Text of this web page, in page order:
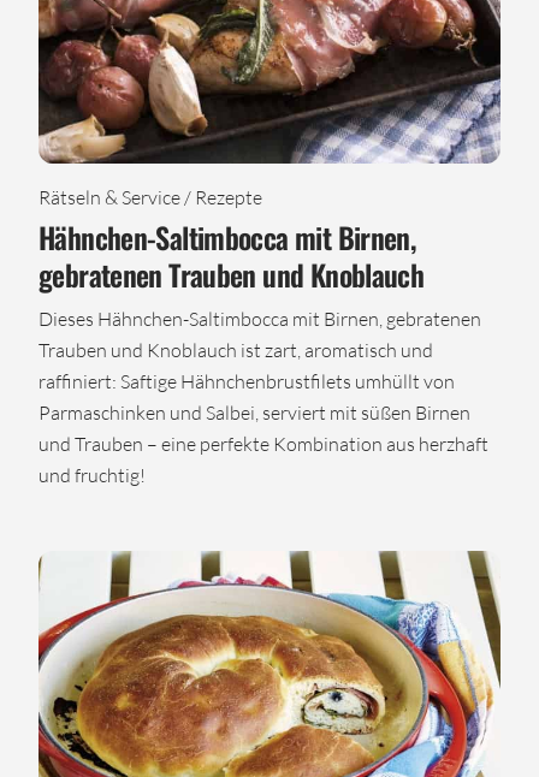
Rätseln & Service / Rezepte
Hähnchen-Saltimbocca mit Birnen,
gebratenen Trauben und Knoblauch
Dieses Hähnchen-Saltimbocca mit Birnen, gebratenen
Trauben und Knoblauch ist zart, aromatisch und
raffiniert: Saftige Hähnchenbrustfilets umhüllt von
Parmaschinken und Salbei, serviert mit süßen Birnen
und Trauben – eine perfekte Kombination aus herzhaft
und fruchtig!